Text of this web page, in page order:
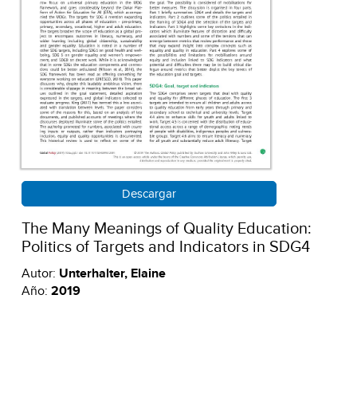
Descargar
The Many Meanings of Quality Education:
Politics of Targets and Indicators in SDG4
Autor: Unterhalter, Elaine
Año: 2019